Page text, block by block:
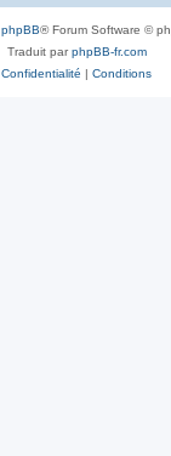
phpBB® Forum Software ©
Traduit parphpBB-fr.com
Confidentialité | Conditions